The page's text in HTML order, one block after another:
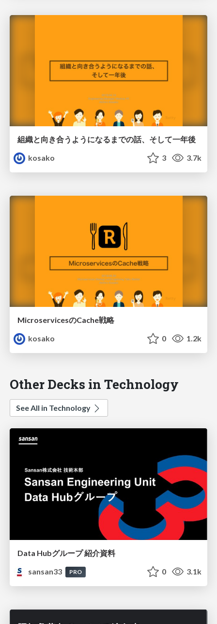
組織と向き合うようになるまでの話、そして一年後
kosako
3 3.7k
MicroservicesのCache戦略
kosako
0 1.2k
Other Decks in Technology
See All in Technology
Data Hubグループ 紹介資料
sansan33
PRO 0 3.1k